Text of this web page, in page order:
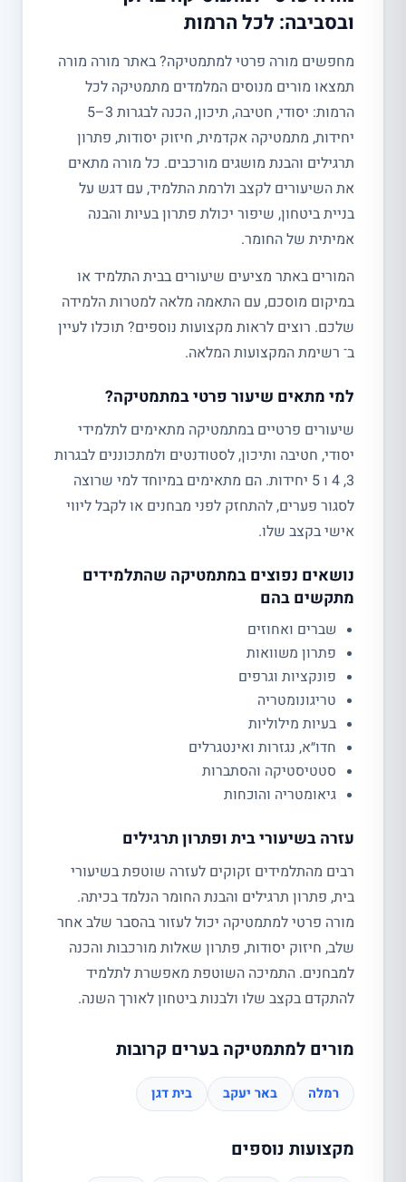
ובסביבה: לכל הרמות
מחפשים מורה פרטי למתמטיקה? באתר מורה מורה
תמצאו מורים מנוסים המלמדים מתמטיקה לכל
הרמות: יסודי, חטיבה, תיכון, הכנה לבגרות 3–5
יחידות, מתמטיקה אקדמית, חיזוק יסודות, פתרון
תרגילים והבנת מושגים מורכבים. כל מורה מתאים
את השיעורים לקצב ולרמת התלמיד, עם דגש על
בניית ביטחון, שיפור יכולת פתרון בעיות והבנה
אמיתית של החומר.
המורים באתר מציעים שיעורים בבית התלמיד או
במיקום מוסכם, עם התאמה מלאה למטרות הלמידה
שלכם. רוצים לראות מקצועות נוספים? תוכלו לעיין
ב־ רשימת המקצועות המלאה.
למי מתאים שיעור פרטי במתמטיקה?
שיעורים פרטיים במתמטיקה מתאימים לתלמידי
יסודי, חטיבה ותיכון, לסטודנטים ולמתכוננים לבגרות
3, 4 ו 5 יחידות. הם מתאימים במיוחד למי שרוצה
לסגור פערים, להתחזק לפני מבחנים או לקבל ליווי
אישי בקצב שלו.
נושאים נפוצים במתמטיקה שהתלמידים
מתקשים בהם
שברים ואחוזים
פתרון משוואות
פונקציות וגרפים
טריגונומטריה
בעיות מילוליות
חדו״א, נגזרות ואינטגרלים
סטטיסטיקה והסתברות
גיאומטריה והוכחות
עזרה בשיעורי בית ופתרון תרגילים
רבים מהתלמידים זקוקים לעזרה שוטפת בשיעורי
בית, פתרון תרגילים והבנת החומר הנלמד בכיתה.
מורה פרטי למתמטיקה יכול לעזור בהסבר שלב אחר
שלב, חיזוק יסודות, פתרון שאלות מורכבות והכנה
למבחנים. התמיכה השוטפת מאפשרת לתלמיד
להתקדם בקצב שלו ולבנות ביטחון לאורך השנה.
מורים למתמטיקה בערים קרובות
רמלה באר יעקב בית דגן
מקצועות נוספים